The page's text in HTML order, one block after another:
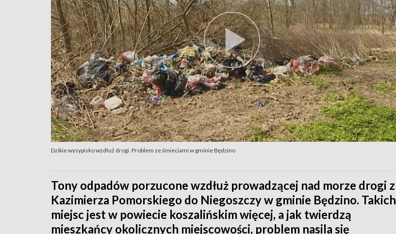
Dzikie wysypisko wzdłuż drogi. Problem ze śmieciami w gminie Będzino
Tony odpadów porzucone wzdłuż prowadzącej nad morze drogi z
Kazimierza Pomorskiego do Niegoszczy w gminie Będzino. Takich
miejsc jest w powiecie koszalińskim więcej, a jak twierdzą
mieszkańcy okolicznych miejscowości, problem nasila się